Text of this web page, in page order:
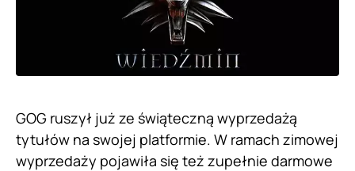
GOG ruszył już ze świąteczną wyprzedażą
tytułów na swojej platformie. W ramach zimowej
wyprzedaży pojawiła się też zupełnie darmowe